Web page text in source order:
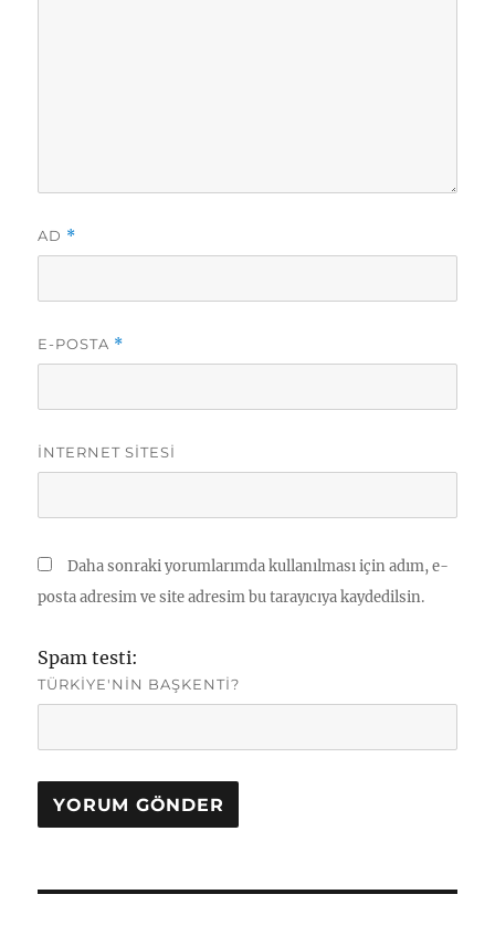
AD *
E-POSTA *
İNTERNET SITESI
Daha sonraki yorumlarımda kullanılması için adım, e-
posta adresim ve site adresim bu tarayıcıya kaydedilsin.
Spam testi:
TÜRKIYE'NIN BAŞKENTI?